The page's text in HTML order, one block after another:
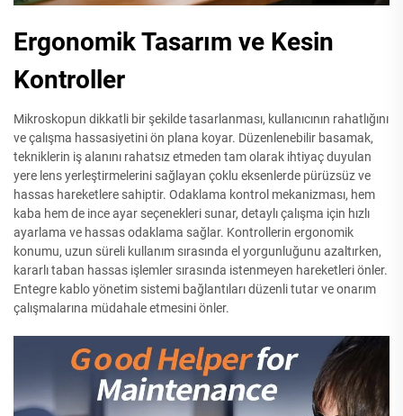
Ergonomik Tasarım ve Kesin
Kontroller
Mikroskopun dikkatli bir şekilde tasarlanması, kullanıcının rahatlığını
ve çalışma hassasiyetini ön plana koyar. Düzenlenebilir basamak,
tekniklerin iş alanını rahatsız etmeden tam olarak ihtiyaç duyulan
yere lens yerleştirmelerini sağlayan çoklu eksenlerde pürüzsüz ve
hassas hareketlere sahiptir. Odaklama kontrol mekanizması, hem
kaba hem de ince ayar seçenekleri sunar, detaylı çalışma için hızlı
ayarlama ve hassas odaklama sağlar. Kontrollerin ergonomik
konumu, uzun süreli kullanım sırasında el yorgunluğunu azaltırken,
kararlı taban hassas işlemler sırasında istenmeyen hareketleri önler.
Entegre kablo yönetim sistemi bağlantıları düzenli tutar ve onarım
çalışmalarına müdahale etmesini önler.